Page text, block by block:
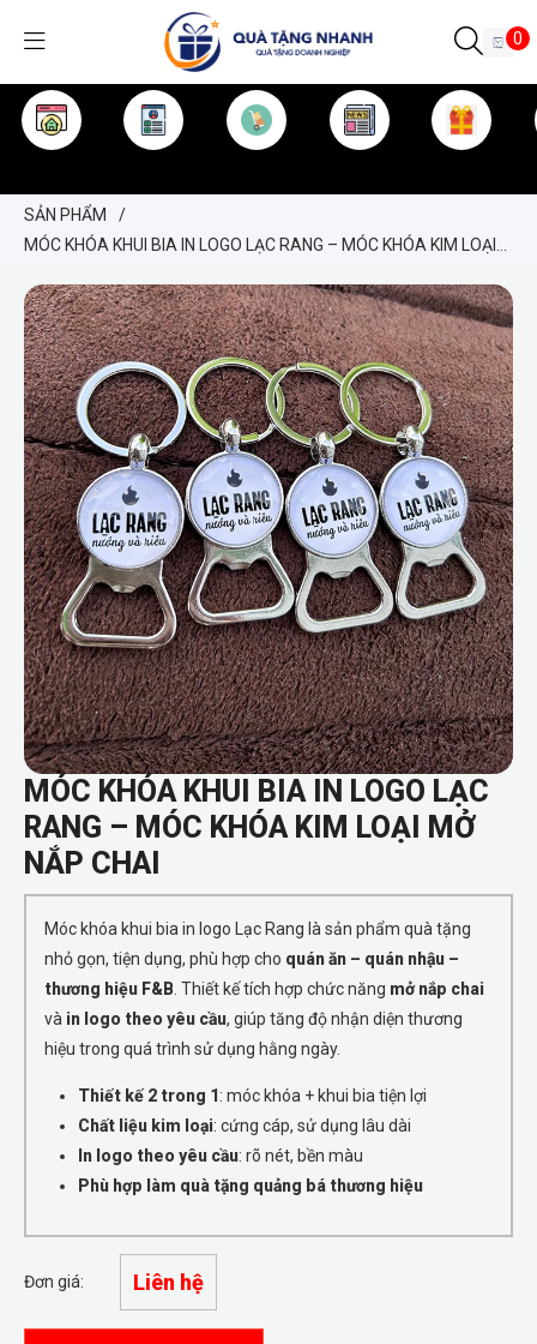
0
SẢN PHẨM
/
MÓC KHÓA KHUI BIA IN LOGO LẠC RANG – MÓC KHÓA KIM LOẠI
MÓC KHÓA KHUI BIA IN LOGO LẠC
RANG – MÓC KHÓA KIM LOẠI MỞ
NẮP CHAI
Móc khóa khui bia in logo Lạc Rang là sản phẩm quà tặng
nhỏ gọn, tiện dụng, phù hợp cho quán ăn – quán nhậu –
thương hiệu F&B . Thiết kế tích hợp chức năng mở nắp chai
và in logo theo yêu cầu, giúp tăng độ nhận diện thương
hiệu trong quá trình sử dụng hằng ngày.
Thiết kế 2 trong 1: móc khóa + khui bia tiện lợi
Chất liệu kim loại: cứng cáp, sử dụng lâu dài
In logo theo yêu cầu: rõ nét, bền màu
Phù hợp làm quà tặng quảng bá thương hiệu
Đơn giá: Liên hệ